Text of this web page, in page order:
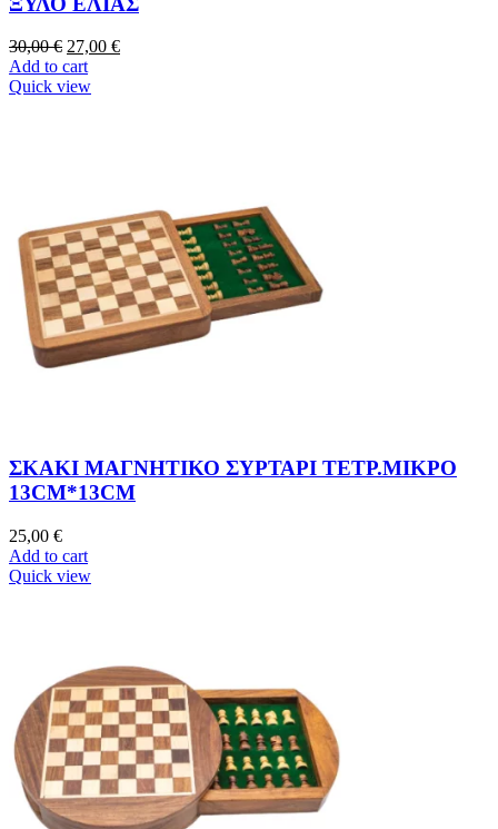
30,00€ 27,00 €
Add to cart
Quick view
ΣΚΑΚΙ ΜΑΓΝΗΤΙΚΟ ΣΥΡΤΑΡΙ ΤΕΤΡ.ΜΙΚΡΟ
13CM*13CM
25,00 €
Add to cart
Quick view